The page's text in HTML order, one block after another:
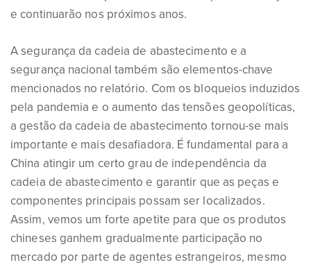
e continuarão nos próximos anos.
A segurança da cadeia de abastecimento e a
segurança nacional também são elementos-chave
mencionados no relatório. Com os bloqueios induzidos
pela pandemia e o aumento das tensões geopolíticas,
a gestão da cadeia de abastecimento tornou-se mais
importante e mais desafiadora. É fundamental para a
China atingir um certo grau de independência da
cadeia de abastecimento e garantir que as peças e
componentes principais possam ser localizados.
Assim, vemos um forte apetite para que os produtos
chineses ganhem gradualmente participação no
mercado por parte de agentes estrangeiros, mesmo